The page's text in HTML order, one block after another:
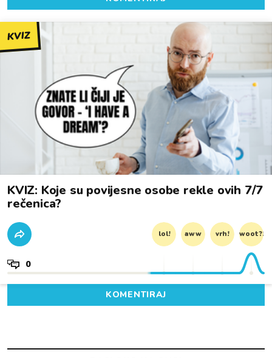
KVIZ
KVIZ: Koje su povijesne osobe rekle ovih 7/7
rečenica?
lol! aww vrh! woot?!
0
KOMENTIRAJ